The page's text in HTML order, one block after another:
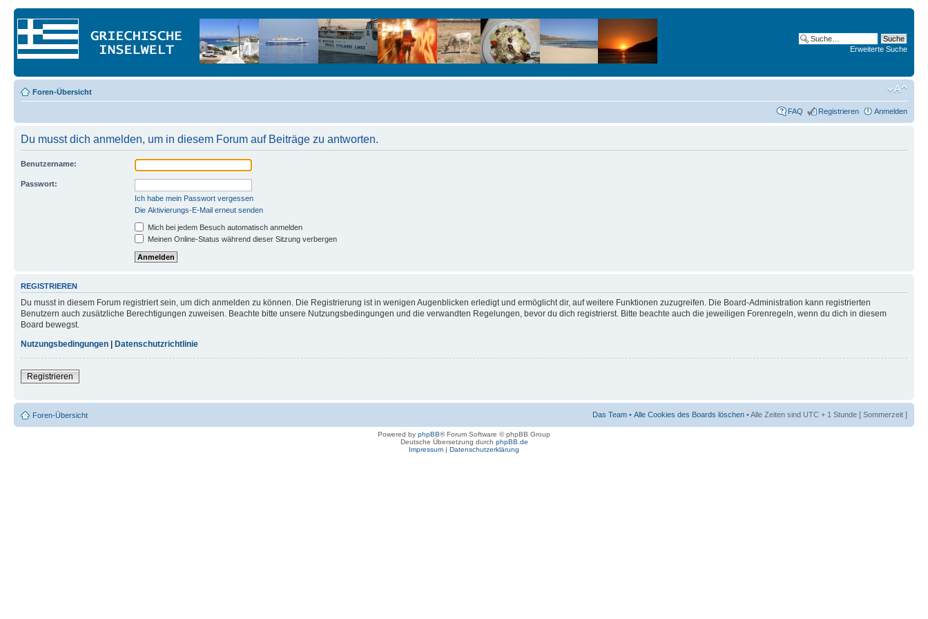
Erweiterte Suche
Foren-Übersicht
FAQ Registrieren Anmelden
Du musst dich anmelden, um in diesem Forum auf Beiträge zu antworten.
Benutzername:
Passwort:
Ich habe mein Passwort vergessen
Die Aktivierungs-E-Mail erneut senden
Mich bei jedem Besuch automatisch anmelden
Meinen Online-Status während dieser Sitzung verbergen
REGISTRIEREN
Du musst in diesem Forum registriert sein, um dich anmelden zu können. Die Registrierung ist in wenigen Augenblicken erledigt und ermöglicht dir, auf weitere Funktionen zuzugreifen. Die Board-Administration kann registrierten
Benutzern auch zusätzliche Berechtigungen zuweisen. Beachte bitte unsere Nutzungsbedingungen und die verwandten Regelungen, bevor du dich registrierst. Bitte beachte auch die jeweiligen Forenregeln, wenn du dich in diesem
Board bewegst.
Nutzungsbedingungen | Datenschutzrichtlinie
Registrieren
Foren-Übersicht Das Team • Alle Cookies des Boards löschen • Alle Zeiten sind UTC + 1 Stunde [ Sommerzeit ]
Powered by phpBB® Forum Software © phpBB Group
Deutsche Übersetzung durch phpBB.de
Impressum | Datenschutzerklärung